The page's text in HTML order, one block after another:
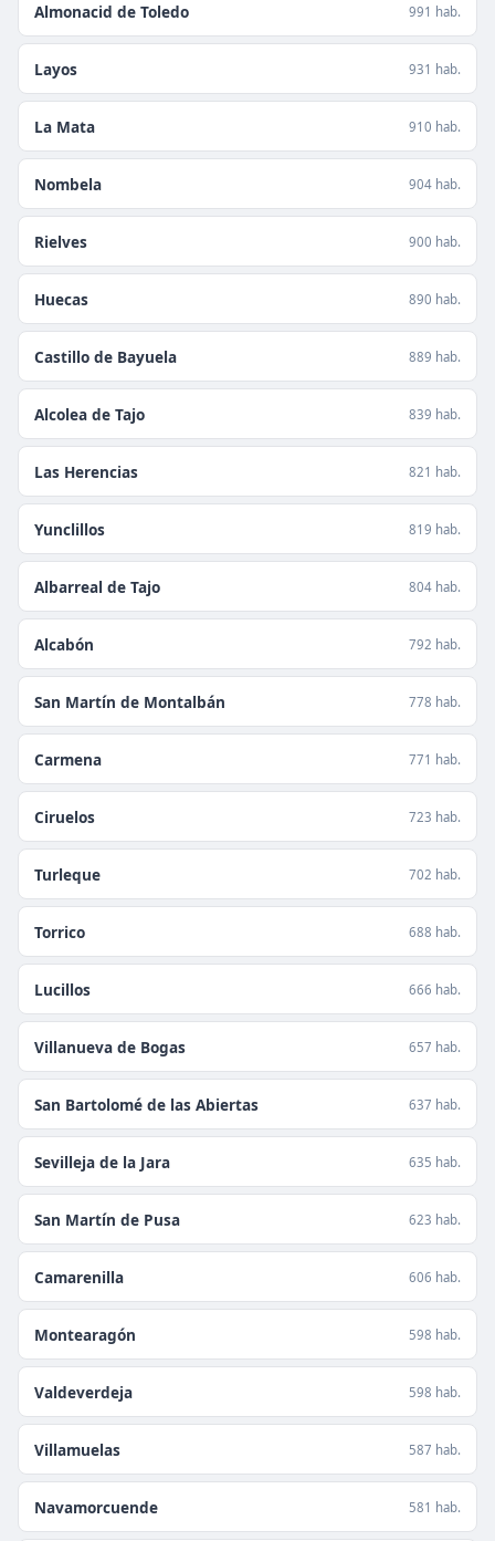
Almonacid de Toledo 991 hab.
Layos 931 hab.
La Mata 910 hab.
Nombela 904 hab.
Rielves 900 hab.
Huecas 890 hab.
Castillo de Bayuela 889 hab.
Alcolea de Tajo 839 hab.
Las Herencias 821 hab.
Yunclillos 819 hab.
Albarreal de Tajo 804 hab.
Alcabón 792 hab.
San Martín de Montalbán 778 hab.
Carmena 771 hab.
Ciruelos 723 hab.
Turleque 702 hab.
Torrico 688 hab.
Lucillos 666 hab.
Villanueva de Bogas 657 hab.
San Bartolomé de las Abiertas 637 hab.
Sevilleja de la Jara 635 hab.
San Martín de Pusa 623 hab.
Camarenilla 606 hab.
Montearagón 598 hab.
Valdeverdeja 598 hab.
Villamuelas 587 hab.
Navamorcuende 581 hab.